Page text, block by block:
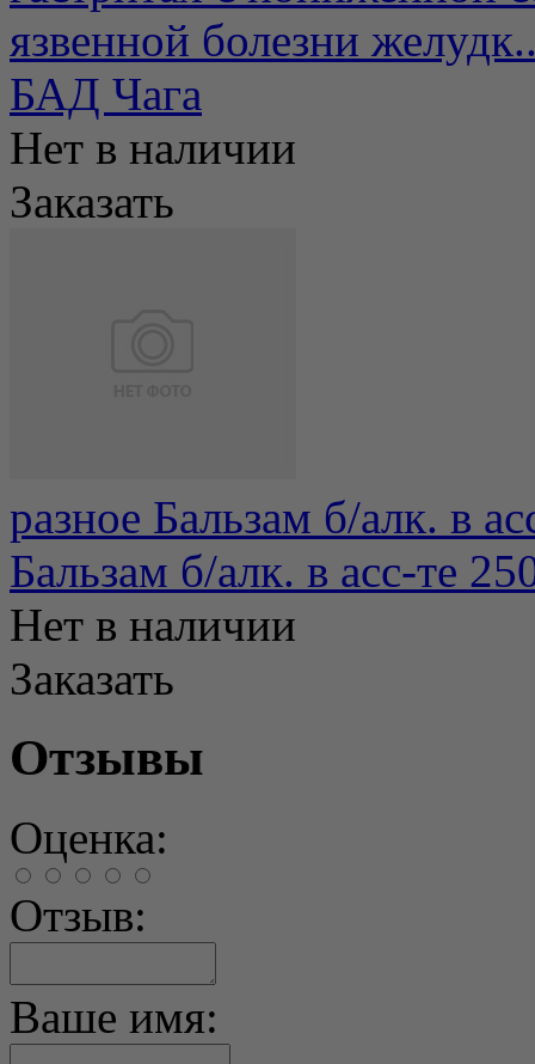
язвенной болезни
БАД Чага
Нет в наличии
Заказать
разное Бальзам б/алк. в
Бальзам б/алк. в асс-те
Нет в наличии
Заказать
Отзывы
Оценка:
Отзыв:
Ваше имя: